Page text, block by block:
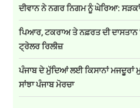
ਦੀਵਾਨ ਨੇ ਨਗਰ ਨਿਗਮ ਨੂੰ ਘੇਰਿਆ:
ਪਿਆਰ, ਟਕਰਾਅ ਤੇ ਨਫ਼ਰਤ ਦੀ ਦਾਸਤਾਨ
ਟ੍ਰੇਲਰ ਰਿਲੀਜ਼
ਪੰਜਾਬ ਦੇ ਮੁੱਦਿਆਂ ਲਈ ਕਿਸਾਨਾਂ ਮਜਦੂਰਾਂ
ਸਾਂਝਾ ਪੰਜਾਬ ਮੋਰਚਾ